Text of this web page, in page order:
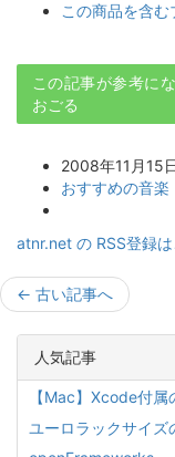
この商品を含
この記事が参考に
おごる
2008年11月15
おすすめの音楽
atnr.net の RSS登録
← 古い記事へ
人気記事
【Mac】Xcode付
ユーロラックサイ